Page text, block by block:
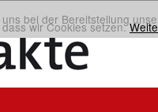
bei der Bereitstellung
wir Cookies setzen.